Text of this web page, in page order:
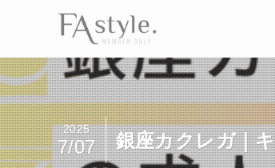
銀座カクレガ｜
2025
7/07